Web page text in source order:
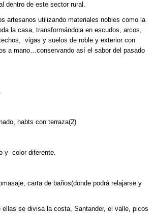
dentro de este sector rural.
artesanos utilizando materiales nobles como la
la casa, transformándola en escudos, arcos,
vigas y suelos de roble y exterior con
a mano…conservando así el sabor del pasado
habts con terraza(2)
un estilo y color diferente.
cama y de baño.
carta de baños(donde podrá relajarse y
se divisa la costa, Santander, el valle, picos